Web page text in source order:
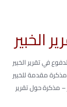
الخبير
في تقرير الخبير
مقدمة للخبير
– مذكرة حول تقرير